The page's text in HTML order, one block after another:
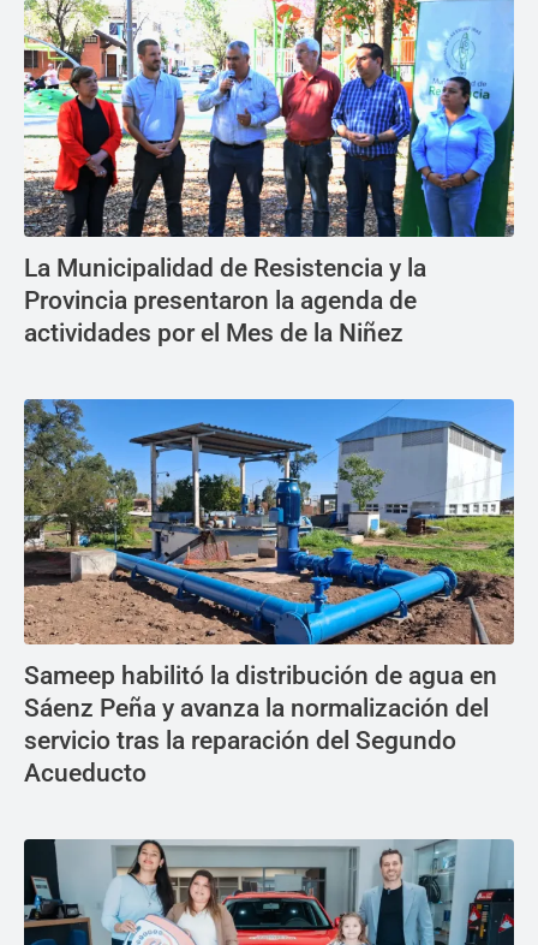
La Municipalidad de Resistencia y la
Provincia presentaron la agenda de
actividades por el Mes de la Niñez
Sameep habilitó la distribución de agua en
Sáenz Peña y avanza la normalización del
servicio tras la reparación del Segundo
Acueducto